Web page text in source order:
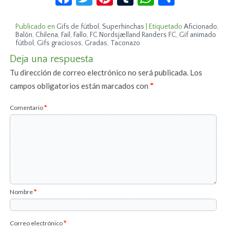
Publicado en Gifs de fútbol , Superhinchas Etiquetado Aficionado,
Balón, Chilena, Fail , Fallo, FC Nordsjælland Randers FC, Gif animado
fútbol , Gifs graciosos, Gradas, Taconazo
Deja una respuesta
Tu dirección de correo electrónico no será publicada. Los
campos obligatorios están marcados con*
Comentario*
Nombre*
Correo electrónico*